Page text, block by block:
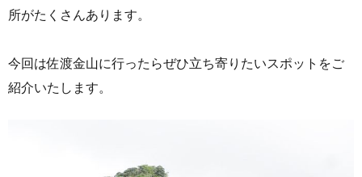
所がたくさんあります。
今回は佐渡金山に行ったらぜひ立ち寄りたいスポットをご
紹介いたします。